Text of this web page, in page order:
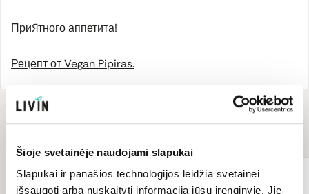
Šioje svetainėje naudojami slapukai
Slapukai ir panašios technologijos leidžia svetainei
išsaugoti arba nuskaityti informaciją jūsų įrenginyje. Jie
Приятного аппетита!
Рецепт отVegan Pipiras.
Для рецепта
Т